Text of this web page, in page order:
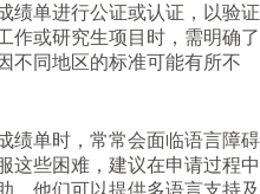
绩单进行公证或认证，以验证
作或研究生项目时，需明确了
不同地区的标准可能有所不
绩单时，常常会面临语言障碍
这些困难，建议在申请过程中